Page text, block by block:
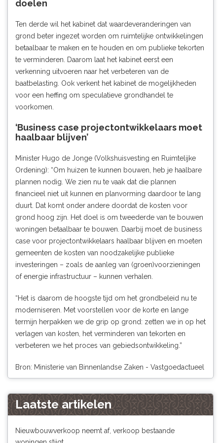
doelen
Ten derde wil het kabinet dat waardeveranderingen van
grond beter ingezet worden om ruimtelijke ontwikkelingen
betaalbaar te maken en te houden en om publieke tekorten
te verminderen. Daarom laat het kabinet eerst een
verkenning uitvoeren naar het verbeteren van de
baatbelasting. Ook verkent het kabinet de mogelijkheden
voor een heffing om speculatieve grondhandel te
voorkomen.
‘Business case projectontwikkelaars moet
haalbaar blijven’
Minister Hugo de Jonge (Volkshuisvesting en Ruimtelijke
Ordening): “Om huizen te kunnen bouwen, heb je haalbare
plannen nodig. We zien nu te vaak dat die plannen
financieel niet uit kunnen en planvorming daardoor te lang
duurt. Dat komt onder andere doordat de kosten voor
grond hoog zijn. Het doel is om tweederde van te bouwen
woningen betaalbaar te bouwen. Daarbij moet de business
case voor projectontwikkelaars haalbaar blijven en moeten
gemeenten de kosten van noodzakelijke publieke
investeringen – zoals de aanleg van (groen)voorzieningen
of energie infrastructuur – kunnen verhalen.
“Het is daarom de hoogste tijd om het grondbeleid nu te
moderniseren. Met voorstellen voor de korte en lange
termijn herpakken we de grip op grond: zetten we in op het
verlagen van kosten, het verminderen van tekorten en
verbeteren we het proces van gebiedsontwikkeling.”
Bron: Ministerie van Binnenlandse Zaken - Vastgoedactueel
Laatste artikelen
Nieuwbouwverkoop neemt af, verkoop bestaande